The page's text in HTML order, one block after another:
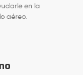
en la
aéreo.